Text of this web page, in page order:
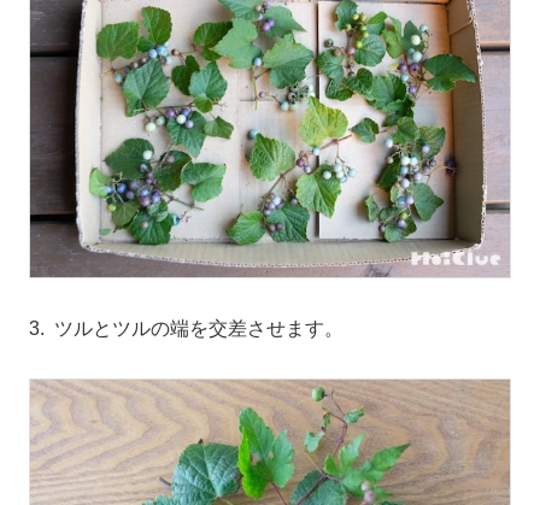
3. ツルとツルの端を交差させます。